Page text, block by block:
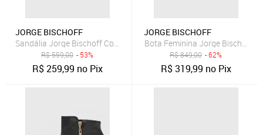
JORGE BISCHOFF
Sandália Jorge Bischoff Couro Off-White
R$559,00 - 53%
R$259,99 no Pix
JORGE BISCHOFF
Bota Feminina Jorge Bischoff
R$849,00 - 62%
R$319,99 no Pix